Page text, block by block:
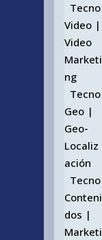
Tecno
Video |
Video
Marketi
ng
Tecno
Geo |
Geo-
Localiz
ación
Tecno
Conteni
dos |
Marketi